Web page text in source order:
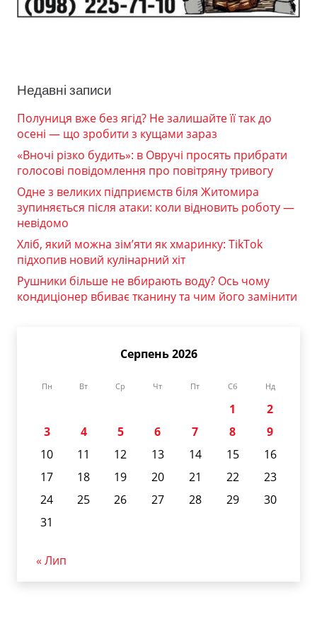
Недавні записи
Полуниця вже без ягід? Не залишайте її так до
осені — що зробити з кущами зараз
«Вночі різко будить»: в Овручі просять прибрати
голосові повідомлення про повітряну тривогу
Одне з великих підприємств біля Житомира
зупиняється після атаки: коли відновить роботу —
невідомо
Хліб, який можна зім’яти як хмаринку: TikTok
підхопив новий кулінарний хіт
Рушники більше не вбирають воду? Ось чому
кондиціонер вбиває тканину та чим його замінити
Серпень 2026
Пн Вт Ср Чт Пт Сб Нд
1
2
3
4 5 6 7 8
9
10
11 12 13 14 15
16
17
18 19 20 21 22
23
24
25 26 27 28 29
30
31
« Лип